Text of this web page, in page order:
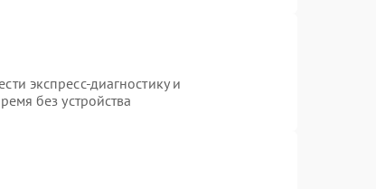
экспресс-диагностику и
без устройства